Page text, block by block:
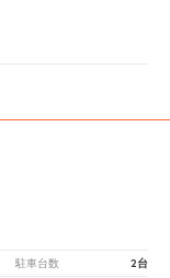
駐車台数 2台